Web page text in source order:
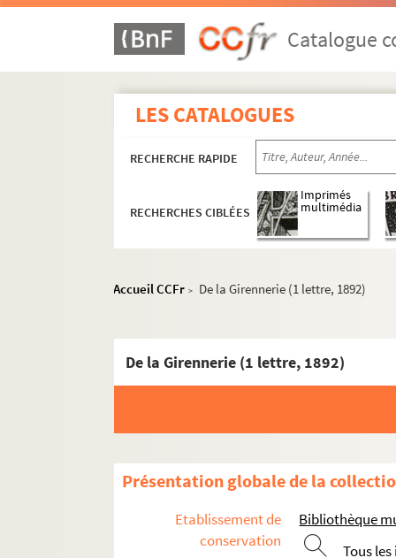
Catalogue
LES CATALOGUES
RECHERCHE RAPIDE
RECHERCHES CIBLÉES
Imprimés
multimédia
Accueil CCFr > De la Girennerie (1 lettre, 1892)
De la Girennerie (1 lettre, 1892)
Présentation globale de la
Etablissement de
conservation
Bibliothèque
Tous
Ms 1824. Notes diverses d'Auguste
Ms 1825. Abrégé de l'histoire de Franche-
Ms 1826-1832. Pièces concernant les
Ms 1834-1836. Notes et documents
Ms 1837. Discours de réception d'Auguste
Ms 1838. « Copie réduite du journal d'un
Ms 1839. Procès-verbaux des séances de
Ms 1840. Procès-verbaux des séances de la
Ms 1841. Procès-verbaux de la
Ms 1856-1858. Inventaire sommaire des
Ms 1859. Notes et copies de documents
Ms 1861-1864. Tomes II-V. Lettres
Ms 1866. Tome VII. Lettres adressées